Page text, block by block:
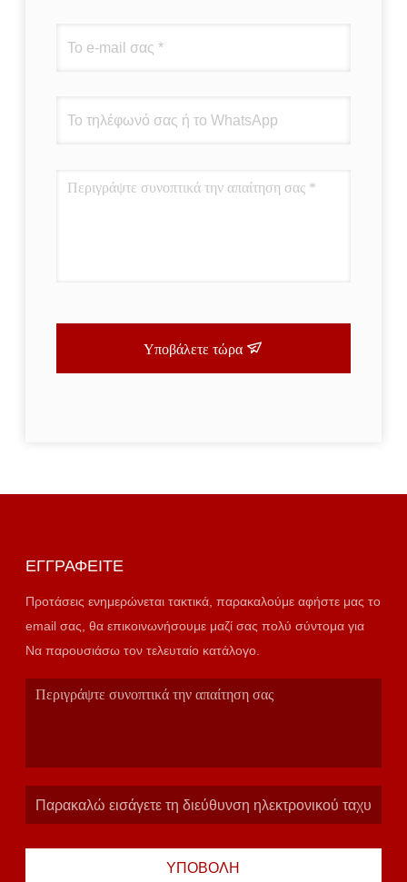
Υποβάλετε τώρα
ΕΓΓΡΑΦΕΊΤΕ
Προτάσεις ενημερώνεται τακτικά, παρακαλούμε αφήστε μας το
email σας, θα επικοινωνήσουμε μαζί σας πολύ σύντομα για
Να παρουσιάσω τον τελευταίο κατάλογο.
ΥΠΟΒΟΛΉ